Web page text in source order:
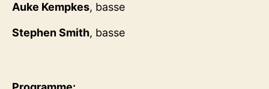
Auke Kempkes, basse
Stephen Smith, basse